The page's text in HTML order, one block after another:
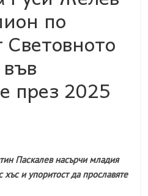
по
Световното
през 2025
Паскалев насърчи младия
хъс и упоритост да прославяте